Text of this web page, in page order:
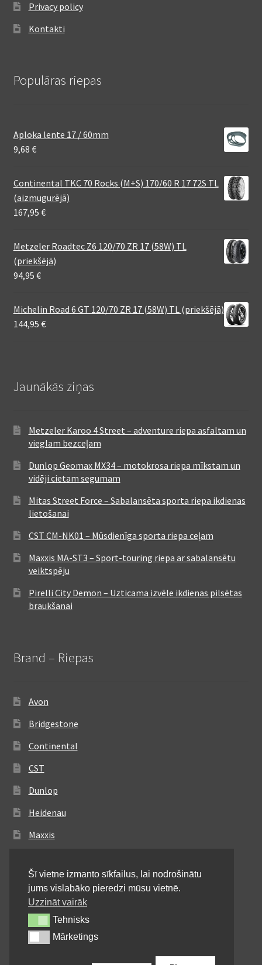
Privacy policy
Kontakti
Populāras riepas
Aploka lente 17 / 60mm
9,68 €
Continental TKC 70 Rocks (M+S) 170/60 R 17 72S TL
(aizmugurējā)
167,95 €
Metzeler Roadtec Z6 120/70 ZR 17 (58W) TL
(priekšējā)
94,95 €
Michelin Road 6 GT 120/70 ZR 17 (58W) TL (priekšējā)
144,95 €
Jaunākās ziņas
Metzeler Karoo 4 Street – adventure riepa asfaltam un
vieglam bezceļam
Dunlop Geomax MX34 – motokrosa riepa mīkstam un
vidēji cietam segumam
Mitas Street Force – Sabalansēta sporta riepa ikdienas
lietošanai
CST CM-NK01 – Mūsdienīga sporta riepa ceļam
Maxxis MA-ST3 – Sport-touring riepa ar sabalansētu
veiktspēju
Pirelli City Demon – Uzticama izvēle ikdienas pilsētas
braukšanai
Brand – Riepas
Avon
Bridgestone
Continental
CST
Dunlop
Heidenau
Maxxis
Michelin
Mitas
Pirelli
Shinko
Šī vietne izmanto sīkfailus, lai nodrošinātu
jums vislabāko pieredzi mūsu vietnē.
Uzzināt vairāk
TehnisksTehnisks
MārketingsMārketings